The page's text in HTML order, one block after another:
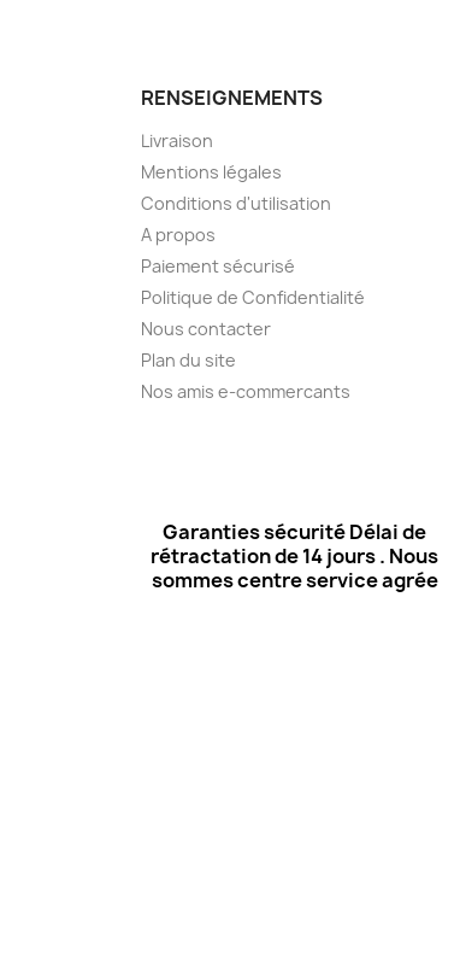
RENSEIGNEMENTS
Livraison
Mentions légales
Conditions d'utilisation
A propos
Paiement sécurisé
Politique de Confidentialité
Nous contacter
Plan du site
Nos amis e-commercants
Garanties sécurité Délai de
rétractation de 14 jours . Nous
sommes centre service agrée